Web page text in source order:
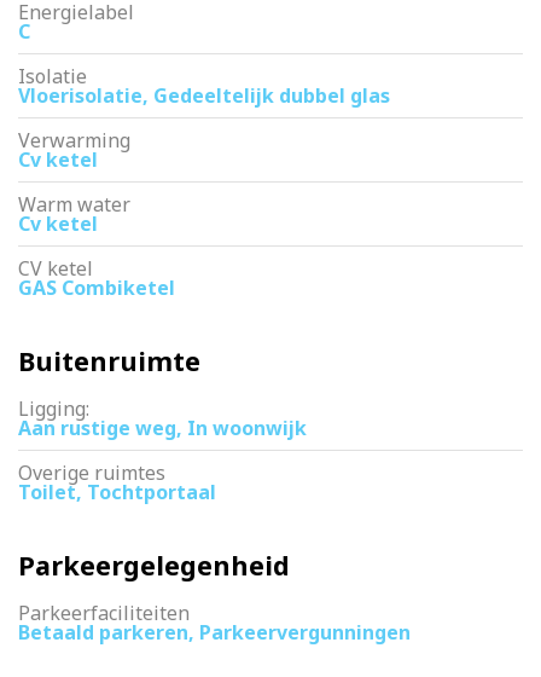
Energielabel
C
Isolatie
Vloerisolatie, Gedeeltelijk dubbel glas
Verwarming
Cv ketel
Warm water
Cv ketel
CV ketel
GAS Combiketel
Buitenruimte
Ligging:
Aan rustige weg, In woonwijk
Overige ruimtes
Toilet, Tochtportaal
Parkeergelegenheid
Parkeerfaciliteiten
Betaald parkeren, Parkeervergunningen